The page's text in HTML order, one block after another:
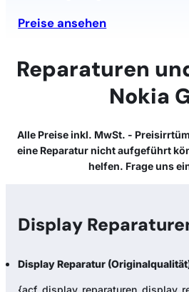
Preise ansehen
Reparaturen
Nokia
Alle Preise inkl. MwSt. -
eine Reparatur nicht aufgeführt
helfen. Frage uns
Display
Display Reparatur